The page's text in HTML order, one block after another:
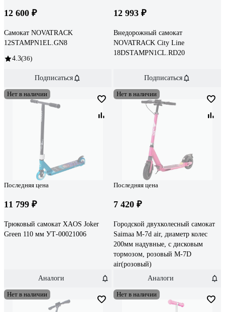
12 600 ₽
Самокат NOVATRACK
12STAMPN1EL.GN8
4.3(36)
Подписаться
12 993 ₽
Внедорожный самокат
NOVATRACK City Line
18DSTAMPN1CL.RD20
Подписаться
Нет в наличии
Последняя цена
11 799 ₽
Трюковый самокат XAOS Joker
Green 110 мм УТ-00021006
Аналоги
Нет в наличии
Последняя цена
7 420 ₽
Городской двухколесный самокат
Saimaa M-7d air, диаметр колес
200мм надувные, с дисковым
тормозом, розовый M-7D
air(розовый)
Аналоги
Нет в наличии Нет в наличии